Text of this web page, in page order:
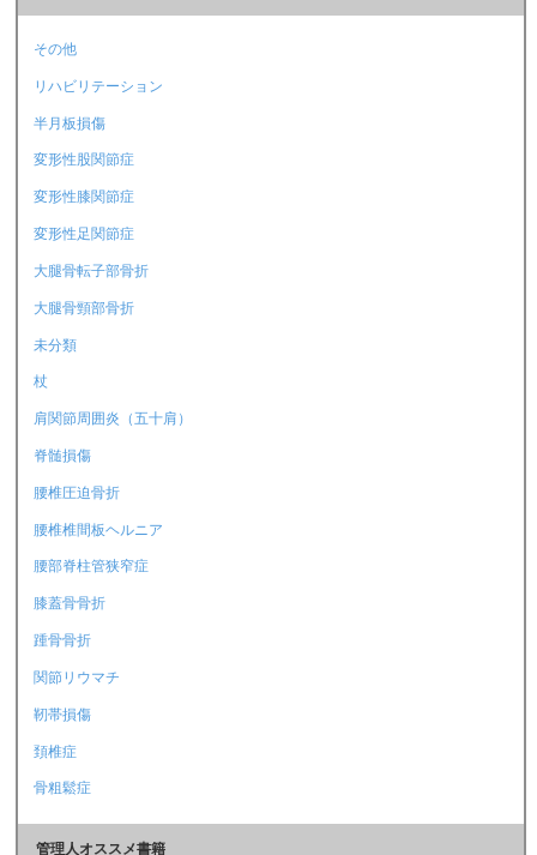
その他
リハビリテーション
半月板損傷
変形性股関節症
変形性膝関節症
変形性足関節症
大腿骨転子部骨折
大腿骨頸部骨折
未分類
杖
肩関節周囲炎（五十肩）
脊髄損傷
腰椎圧迫骨折
腰椎椎間板ヘルニア
腰部脊柱管狭窄症
膝蓋骨骨折
踵骨骨折
関節リウマチ
靭帯損傷
頚椎症
骨粗鬆症
管理人オススメ書籍